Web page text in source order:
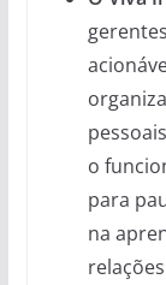
o
para
na